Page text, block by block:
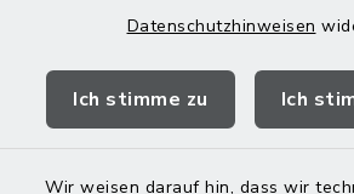
Datenschutzhinweisen
Ich stimme zu Ich
Wir weisen darauf hin, dass wir
Landratsamt Mühldorf